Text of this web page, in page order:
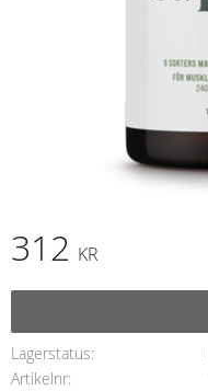
312 KR
Lagerstatus
Artikelnr